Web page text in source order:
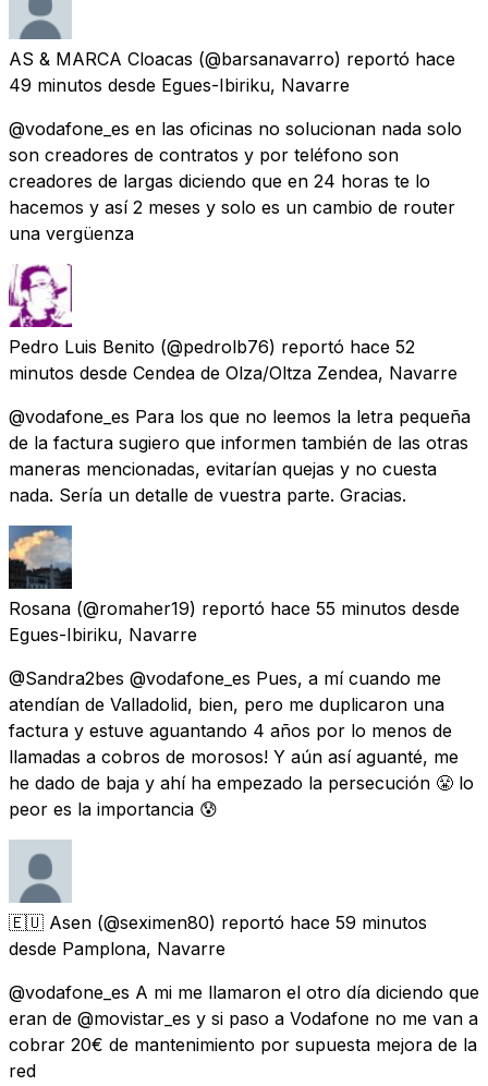
AS & MARCA Cloacas (@barsanavarro) reportó hace
49 minutos desde Egues-Ibiriku, Navarre
@vodafone_es en las oficinas no solucionan nada solo
son creadores de contratos y por teléfono son
creadores de largas diciendo que en 24 horas te lo
hacemos y así 2 meses y solo es un cambio de router
una vergüenza
Pedro Luis Benito (@pedrolb76) reportó hace 52
minutos desde Cendea de Olza/Oltza Zendea, Navarre
@vodafone_es Para los que no leemos la letra pequeña
de la factura sugiero que informen también de las otras
maneras mencionadas, evitarían quejas y no cuesta
nada. Sería un detalle de vuestra parte. Gracias.
Rosana (@romaher19) reportó hace 55 minutos desde
Egues-Ibiriku, Navarre
@Sandra2bes @vodafone_es Pues, a mí cuando me
atendían de Valladolid, bien, pero me duplicaron una
factura y estuve aguantando 4 años por lo menos de
llamadas a cobros de morosos! Y aún así aguanté, me
he dado de baja y ahí ha empezado la persecución 😤 lo
peor es la importancia 😰
🇪🇺 Asen (@seximen80) reportó hace 59 minutos
desde Pamplona, Navarre
@vodafone_es A mi me llamaron el otro día diciendo que
eran de @movistar_es y si paso a Vodafone no me van a
cobrar 20€ de mantenimiento por supuesta mejora de la
red